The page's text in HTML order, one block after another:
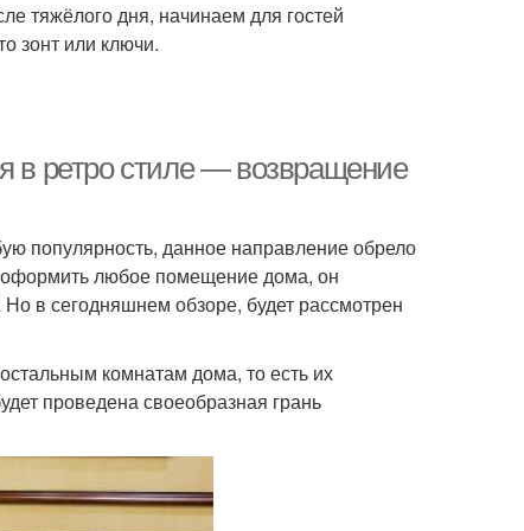
тяжёлого дня, начинаем для гостей
зонт или ключи.
в ретро стиле — возвращение
популярность, данное направление обрело
оформить любое помещение дома, он
Но в сегодняшнем обзоре, будет рассмотрен
комнатам дома, то есть их
проведена своеобразная грань